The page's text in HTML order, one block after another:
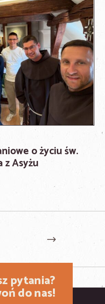
o życiu św.
z Asyżu
pytania?
do nas!